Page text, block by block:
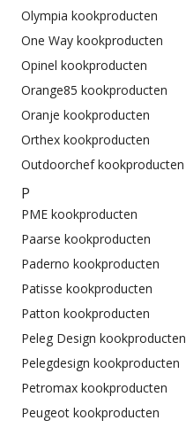
Olympia kookproducten
One Way kookproducten
Opinel kookproducten
Orange85 kookproducten
Oranje kookproducten
Orthex kookproducten
Outdoorchef kookproducten
P
PME kookproducten
Paarse kookproducten
Paderno kookproducten
Patisse kookproducten
Patton kookproducten
Peleg Design kookproducten
Pelegdesign kookproducten
Petromax kookproducten
Peugeot kookproducten